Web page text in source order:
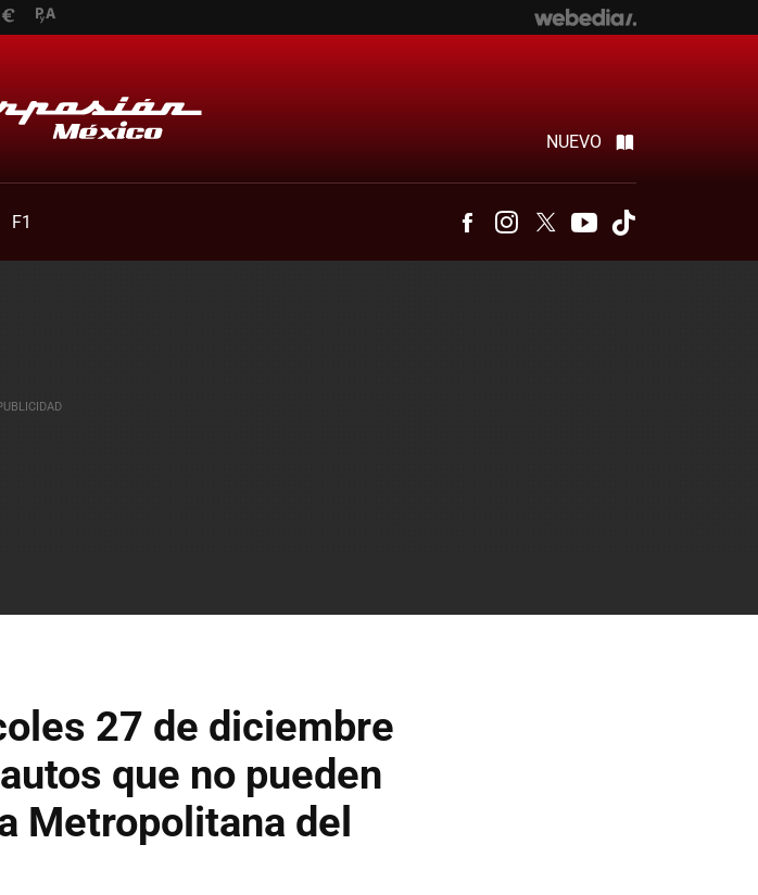
NUEVO
F1 FacebookInstagram
Twitter Youtube
27 de diciembre
que no pueden
Metropolitana del